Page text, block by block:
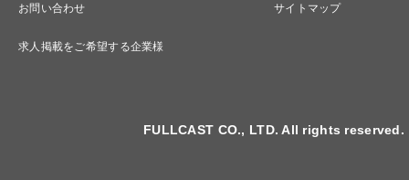
お問い合わせ
サイトマップ
求人掲載をご希望する企業様
FULLCAST CO., LTD. All rights reserved.